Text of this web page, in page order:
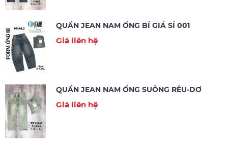
QUẦN JEAN NAM ỐNG BÍ GIÁ SỈ 001
Giá liên hệ
QUẦN JEAN NAM ỐNG SUÔNG RÊU-DƠ
Giá liên hệ